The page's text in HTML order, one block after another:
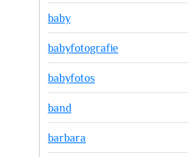
baby
babyfotografie
babyfotos
band
barbara